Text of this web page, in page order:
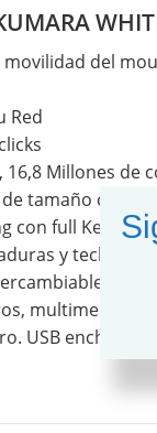
del
Red
16,8 Millones
tamaño
con full Key
y teclas
multimedia y
USB